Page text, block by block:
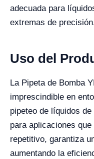
adecuada para
extremas de
Uso del
La Pipeta de Bomba
imprescindible en
pipeteo de líquidos
para aplicaciones
repetitivo, garantiza
aumentando la